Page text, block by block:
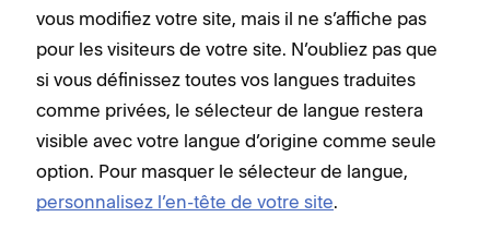
vous modifiez votre site, mais il ne s’affiche pas
pour les visiteurs de votre site. N’oubliez pas que
si vous définissez toutes vos langues traduites
comme privées, le sélecteur de langue restera
visible avec votre langue d’origine comme seule
option. Pour masquer le sélecteur de langue,
personnalisez l’en-tête de votre site.